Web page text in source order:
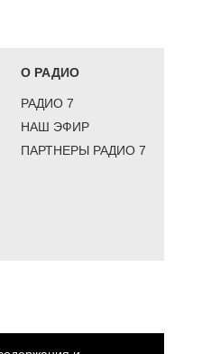
О РАДИО
РАДИО 7
НАШ ЭФИР
ПАРТНЕРЫ РАДИО 7